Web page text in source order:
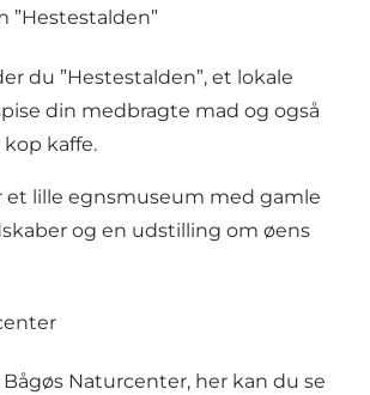
”Hestestalden”
du ”Hestestalden”, et lokale
din medbragte mad og også
kaffe.
et lille egnsmuseum med gamle
og en udstilling om øens
Naturcenter, her kan du se